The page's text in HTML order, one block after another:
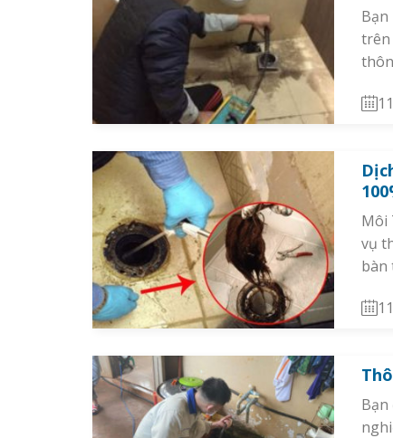
trên
Môi
vụ
bàn